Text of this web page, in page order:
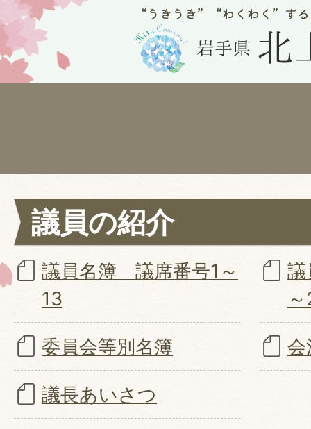
議員の紹介
議員名簿 議席番号1～
13
委員会等別名簿 会
議長あいさつ